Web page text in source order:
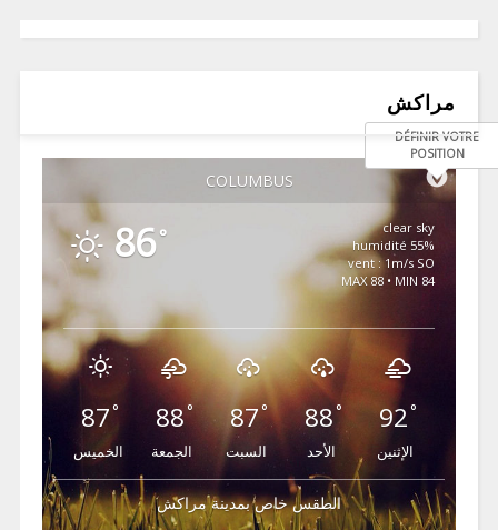
مراكش
COLUMBUS
DÉFINIR VOTRE
POSITION
86 °
clear sky
55% humidité
vent : 1m/s SO
MAX 88 • MIN 84
87°
الخميس
88°
الجمعة
87°
السبت
88°
الأحد
92°
الإثنين
الطقس خاص بمدينة مراكش